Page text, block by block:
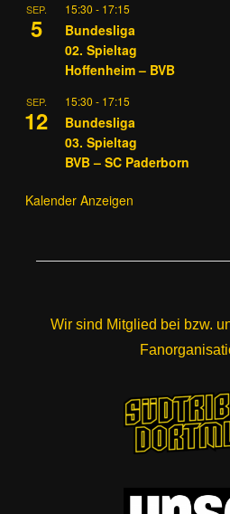
SEP.
5
15:30 - 17:15
Bundesliga
02. Spieltag
Hoffenheim – BVB
SEP.
12
15:30 - 17:15
Bundesliga
03. Spieltag
BVB – SC Paderborn
Kalender Anzeigen
Wir sind Mitglied bei bzw.